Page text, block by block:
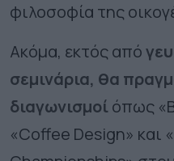
φιλοσοφία της
Ακόμα, εκτός από
σεμινάρια, θα
διαγωνισμοίόπως
«Coffee Design» και